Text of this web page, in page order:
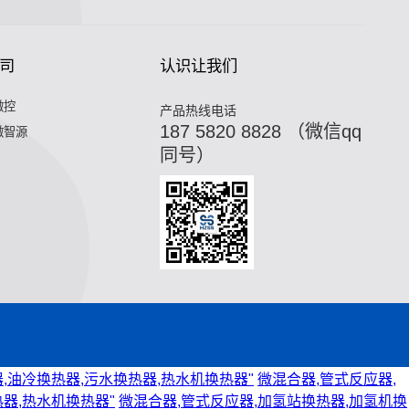
控
智源
认识让我们
产品热线电话
187 5820 8828 （微信qq
同号）
冷换热器,污水换热器,热水机换热器" 微混合器,管式反应器,
,热水机换热器" 微混合器,管式反应器,加氢站换热器,加氢机换